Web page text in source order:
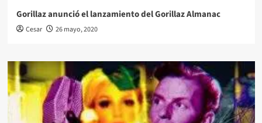
Gorillaz anunció el lanzamiento del Gorillaz Almanac
Cesar 26 mayo, 2020